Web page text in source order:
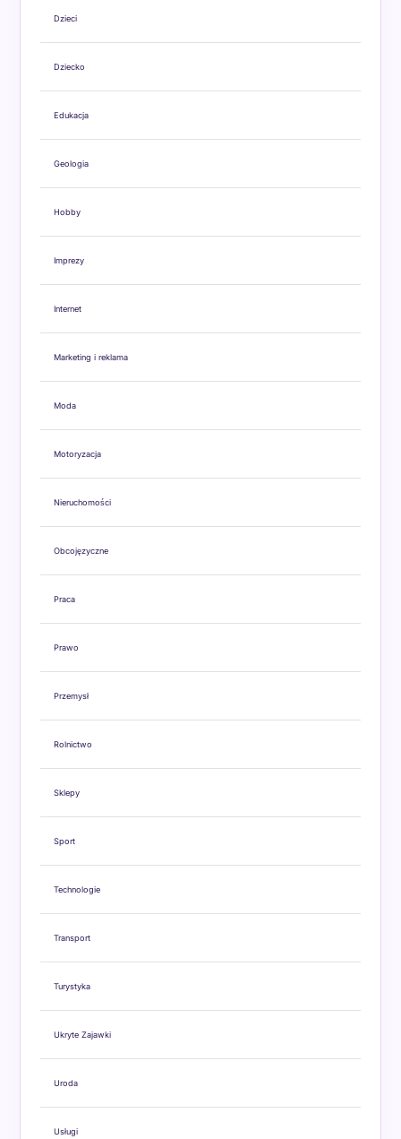
Dzieci
Dziecko
Edukacja
Geologia
Hobby
Imprezy
Internet
Marketing i reklama
Moda
Motoryzacja
Nieruchomości
Obcojęzyczne
Praca
Prawo
Przemysł
Rolnictwo
Sklepy
Sport
Technologie
Transport
Turystyka
Ukryte Zajawki
Uroda
Usługi